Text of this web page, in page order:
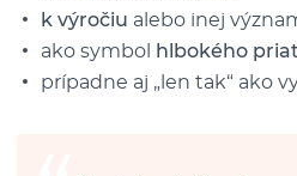
k výročiu alebo inej
ako symbol
hlbokého
prípadne aj „len tak“ ako